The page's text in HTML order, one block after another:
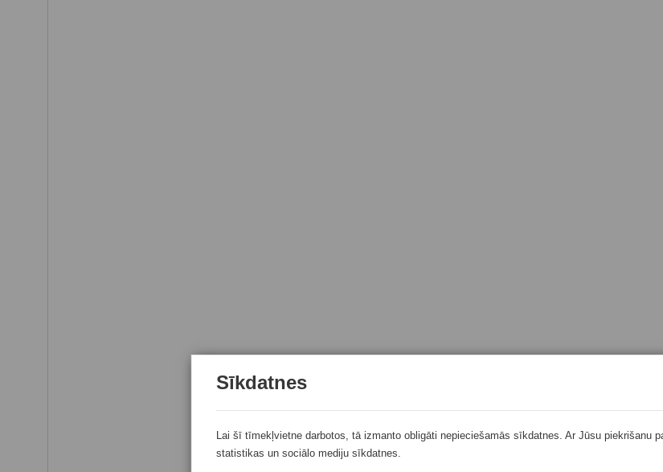
Sīkdatnes
Lai šī tīmekļvietne darbotos, tā izmanto obligāti nepieciešamās sīkdatnes. Ar Jūsu piekrišanu
statistikas un sociālo mediju sīkdatnes.